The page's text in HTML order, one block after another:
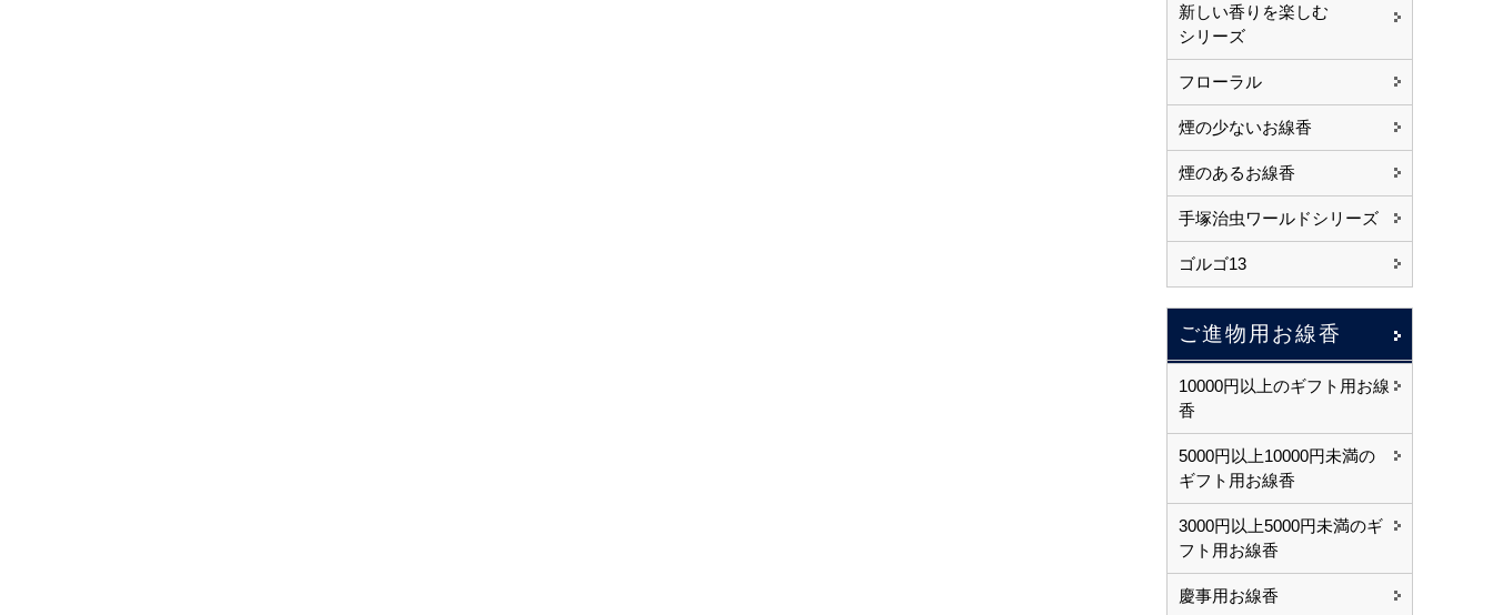
新しい香りを楽しむ
シリーズ
フローラル
煙の少ないお線香
煙のあるお線香
手塚治虫ワールドシリーズ
ゴルゴ13
ご進物用お線香
10000円以上のギフト用お線
香
5000円以上10000円未満の
ギフト用お線香
3000円以上5000円未満のギ
フト用お線香
慶事用お線香